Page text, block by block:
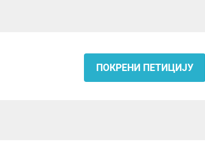
ПОКРЕНИ ПЕТИЦИЈУ